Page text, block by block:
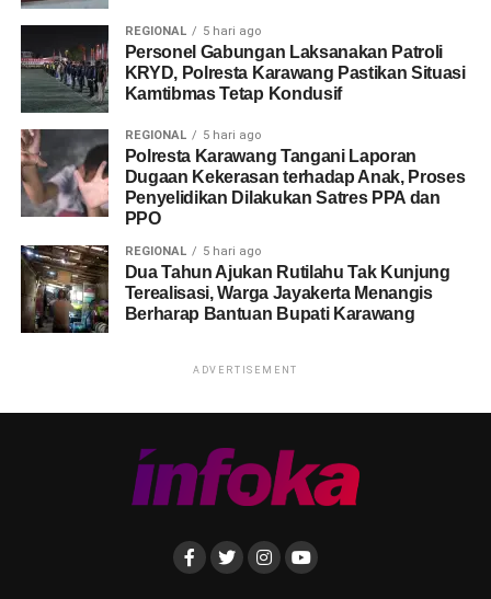
REGIONAL 5 hari ago
Personel Gabungan Laksanakan Patroli
KRYD, Polresta Karawang Pastikan Situasi
Kamtibmas Tetap Kondusif
REGIONAL 5 hari ago
Polresta Karawang Tangani Laporan
Dugaan Kekerasan terhadap Anak, Proses
Penyelidikan Dilakukan Satres PPA dan
PPO
REGIONAL 5 hari ago
Dua Tahun Ajukan Rutilahu Tak Kunjung
Terealisasi, Warga Jayakerta Menangis
Berharap Bantuan Bupati Karawang
ADVERTISEMENT